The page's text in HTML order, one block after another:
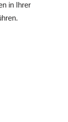
in Ihrer